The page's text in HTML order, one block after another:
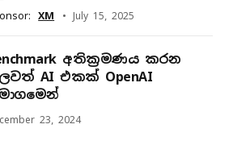
XM July 15, 2025
අතික්‍රමණය කරන
AI එකක් OpenAI
23, 2024